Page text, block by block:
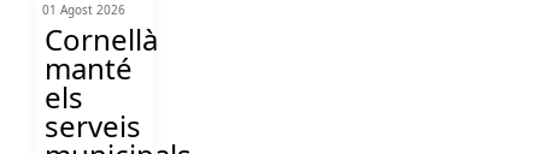
01 Agost 2026
Cornellà
manté
els
serveis